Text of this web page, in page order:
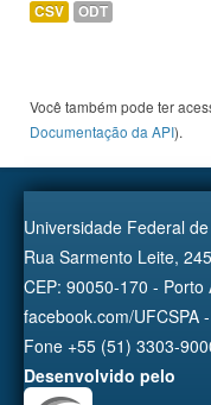
CSV ODT
Você também pode ter
Documentação da API).
Universidade Federal
Rua Sarmento Leite,
CEP: 90050-170 - Porto
facebook.com/UFCSPA
Fone +55 (51) 3303-
Desenvolvido pelo